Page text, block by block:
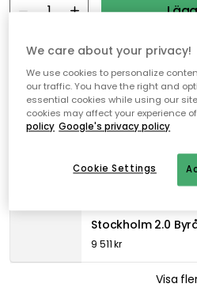
Fri frakt Leveranstid: 6-8 veckor
Genomtänkta tillval
ENGLESSON
9 511 kr
Stockholm 2.0
9 511 kr
Visa
We care about your privacy!
We use cookies to personalize
our traffic. You have the right and
essential cookies while using our
cookies may affect your experience
policy Google's privacy policy
Cookie Settings